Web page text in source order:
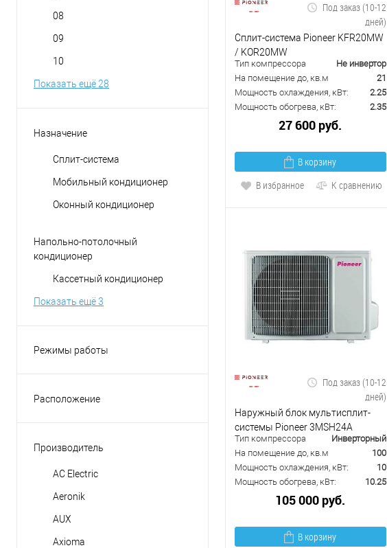
08
09
10
Показать ещё 28
Назначение
Сплит-система
Мобильный кондиционер
Оконный кондиционер
Напольно-потолочный
кондиционер
Кассетный кондиционер
Показать ещё 3
Режимы работы
приточная вентиляция
Расположение
Производитель
AC Electric
Aeronik
AUX
Axioma
Под заказ (10-12
дней)
Сплит-система Pioneer KFR20MW
/ KOR20MW
Тип компрессора
Не инвертор
На помещение до, кв.м
21
Мощность охлаждения, кВт:
2.25
Мощность обогрева, кВт:
2.35
27 600 руб.
В корзину
В избранное
К сравнению
Под заказ (10-12
дней)
Наружный блок мультисплит-
системы Pioneer 3MSH24A
Тип компрессора
Инверторный
На помещение до, кв.м
100
Мощность охлаждения, кВт:
10
Мощность обогрева, кВт:
10.25
105 000 руб.
В корзину